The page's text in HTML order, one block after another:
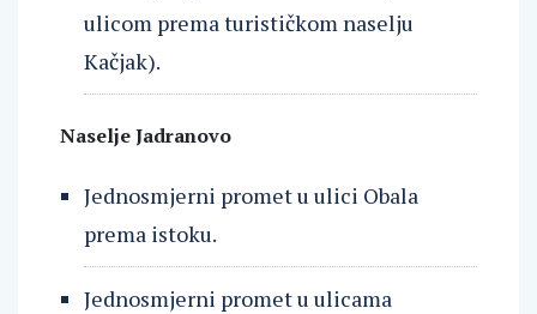
ulicom prema turističkom naselju
Kačjak).
Naselje Jadranovo
Jednosmjerni promet u ulici Obala
prema istoku.
Jednosmjerni promet u ulicama